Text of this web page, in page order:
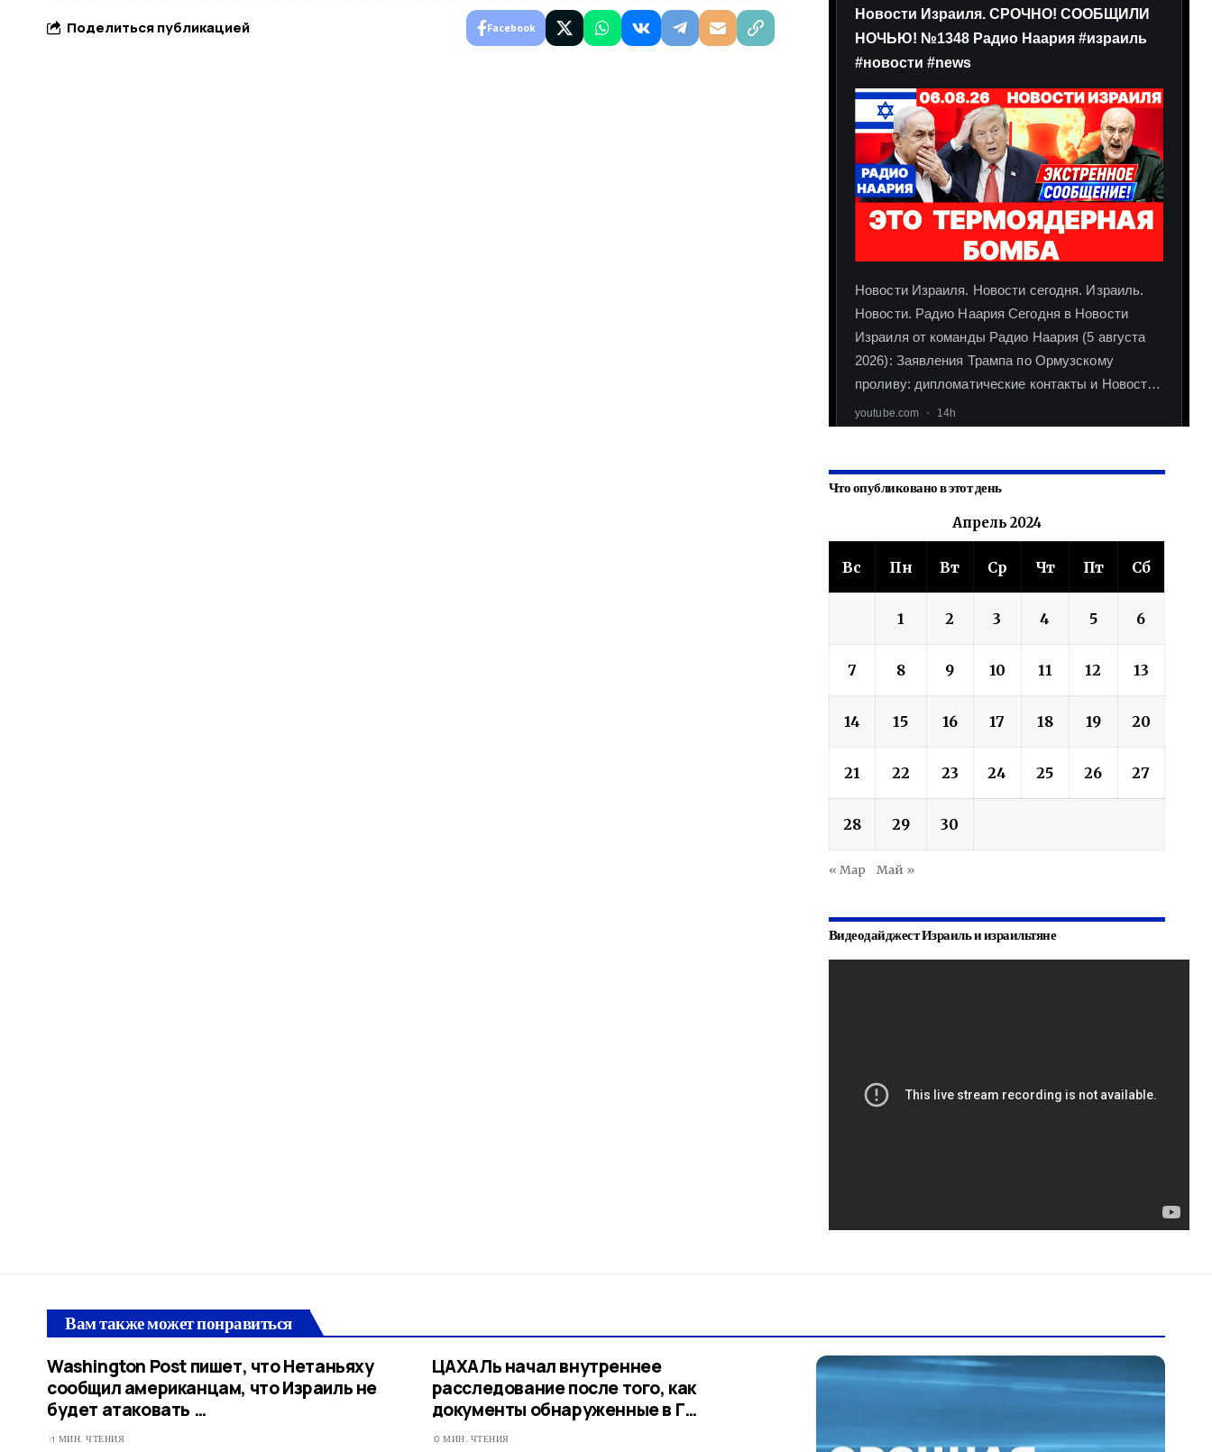
Поделиться публикацией Facebook
Что опубликовано в этот день
Апрель 2024
Вс Пн Вт Ср Чт Пт Сб
1 2 3 4 5 6
7 8 9 10 11 12 13
14 15 16 17 18 19 20
21 22 23 24 25 26 27
28 29 30
« Мар Май »
Видеодайджест Израиль и израильтяне
Вам также может понравиться
Washington Post пишет, что Нетаньяху
сообщил американцам, что Израиль не
будет атаковать …
1 МИН. ЧТЕНИЯ
ЦАХАЛь начал внутреннее
расследование после того, как
документы обнаруженные в Г…
0 МИН. ЧТЕНИЯ